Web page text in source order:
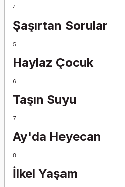
Şaşırtan Sorular
Haylaz Çocuk
Taşın Suyu
Ay'da Heyecan
İlkel Yaşam